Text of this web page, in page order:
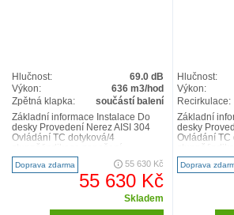
Hlučnost:
69.0 dB
Výkon:
636 m3/hod
Zpětná klapka:
součástí balení
Základní informace Instalace Do
desky Provedení Nerez AISI 304
Ovládání TC dotyková/4
filtru/ochrana při zajíždění/časov..
Doprava zdarma 55 630 Kč
55 630 Kč
Skladem
Hlučnost:
Výkon:
Recirkulace:
Základní
desky
Ovládání TC
filtru/ochrana
Doprava